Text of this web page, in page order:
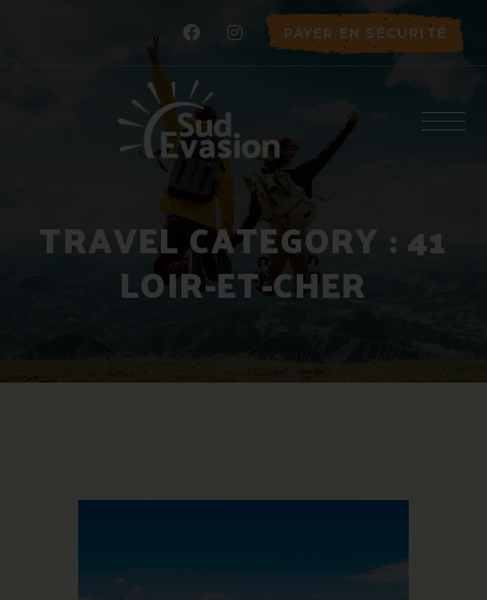
PAYER EN SÉCURITÉ
TRAVEL CATEGORY :41
LOIR-ET-CHER